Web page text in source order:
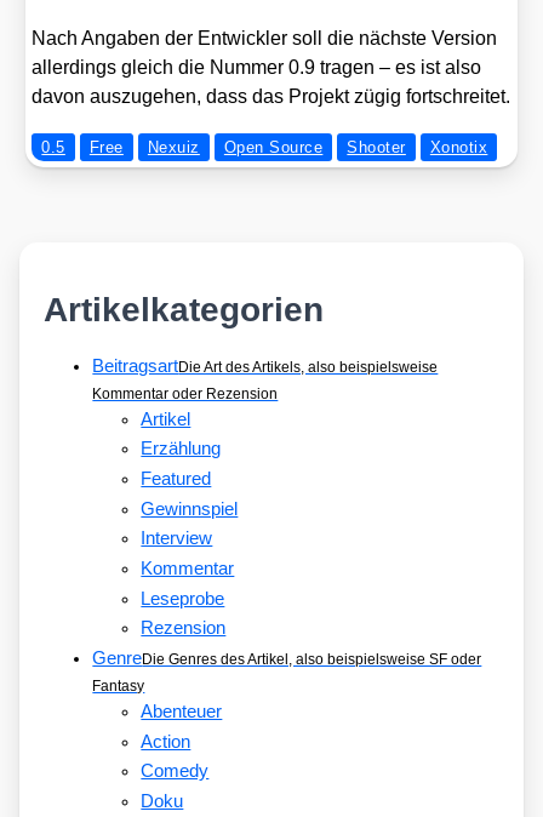
Nach Anga­ben der Ent­wick­ler soll die nächs­te Ver­si­on
aller­dings gleich die Num­mer 0.9 tra­gen – es ist also
davon aus­zu­ge­hen, dass das Pro­jekt zügig fort­schrei­tet.
0.5 Free Nexuiz Open Source Shooter Xonotix
Artikelkategorien
BeitragsartDie Art des Artikels, also beispielsweise
Kommentar oder Rezension
Artikel
Erzählung
Featured
Gewinnspiel
Interview
Kommentar
Leseprobe
Rezension
GenreDie Genres des Artikel, also beispielsweise SF oder
Fantasy
Abenteuer
Action
Comedy
Doku